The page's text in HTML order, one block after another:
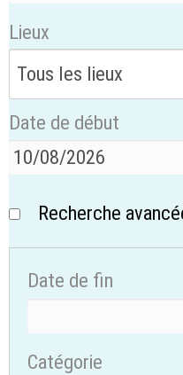
Lieux
Date de début
Recherche
Date de fin
Catégorie